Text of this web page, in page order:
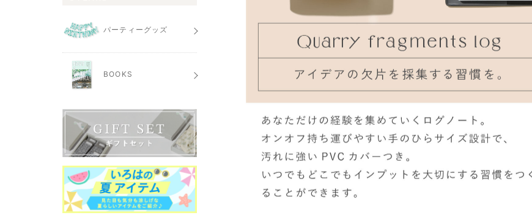
パーティーグッズ
BOOKS